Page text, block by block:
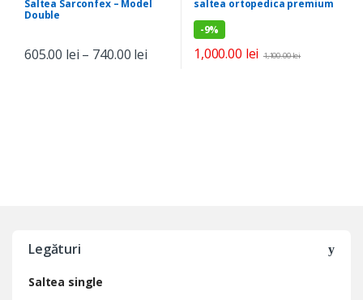
Saltea Sarconfex – Model
Double
605.00 lei – 740.00 lei
saltea ortopedica premium
-9%
1,000.00 lei 1,100.00lei
Legături
Saltea single